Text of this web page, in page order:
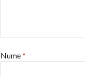
Nume*